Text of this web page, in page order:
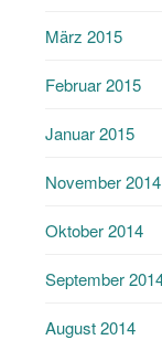
März 2015
Februar 2015
Januar 2015
November 2014
Oktober 2014
September
August 2014